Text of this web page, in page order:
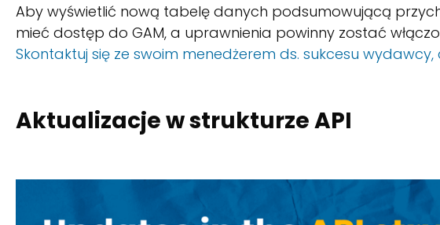
Aby wyświetlić nową tabelę danych podsumowującą
mieć dostęp do GAM, a uprawnienia powinny zostać
Skontaktuj się ze swoim menedżerem ds. sukcesu
Aktualizacje w strukturze API